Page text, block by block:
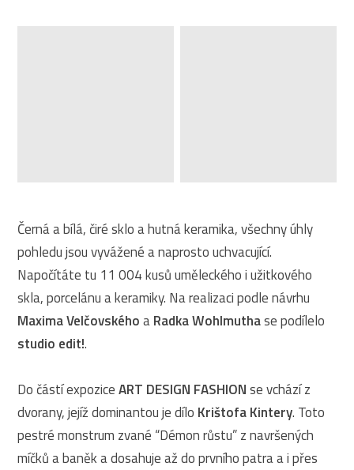
Černá a bílá, čiré sklo a hutná keramika, všechny úhly
pohledu jsou vyvážené a naprosto uchvacující.
Napočítáte tu 11 004 kusů uměleckého i užitkového
skla, porcelánu a keramiky. Na realizaci podle návrhu
Maxima VelčovskéhoaRadka Wohlmuthase podílelo
studio edit!.
Do částí expoziceART DESIGN FASHIONse vchází z
dvorany, jejíž dominantou je dílo Krištofa Kintery. Toto
pestré monstrum zvané “Démon růstu” z navršených
míčků a baněk a dosahuje až do prvního patra a i přes